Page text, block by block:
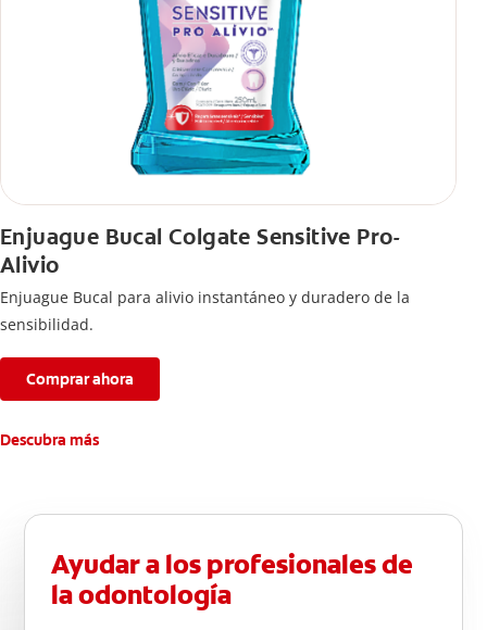
Enjuague Bucal Colgate Sensitive Pro-
Alivio
Enjuague Bucal para alivio instantáneo y duradero de la
sensibilidad.
Comprar ahora
Descubra más
Ayudar a los profesionales de
la odontología